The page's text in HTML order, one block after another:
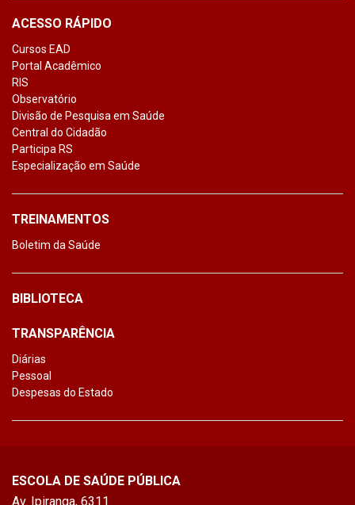
ACESSO RÁPIDO
Cursos EAD
Portal Acadêmico
RIS
Observatório
Divisão de Pesquisa em Saúde
Central do Cidadão
Participa RS
Especialização em Saúde
TREINAMENTOS
Boletim da Saúde
BIBLIOTECA
TRANSPARÊNCIA
Diárias
Pessoal
Despesas do Estado
ESCOLA DE SAÚDE PÚBLICA
Av. Ipiranga, 6311